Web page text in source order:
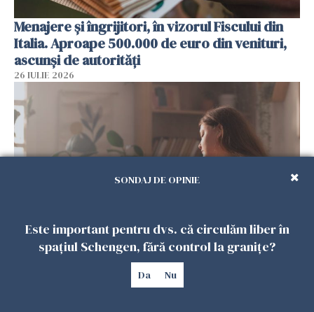
Menajere și îngrijitori, în vizorul Fiscului din
Italia. Aproape 500.000 de euro din venituri,
ascunși de autorități
26 IULIE 2026
Vrei să te muți în SUA? Un studiu Harvard
arată ce se întâmplă cu sănătatea multor
SONDAJ DE OPINIE
Este important pentru dvs. că circulăm liber în
spațiul Schengen, fără control la granițe?
Da Nu